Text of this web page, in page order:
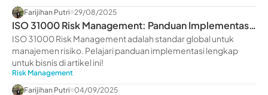
Farijihan Putri 29/08/2025
ISO 31000 Risk Management: Panduan Implementasi
Standar Manajemen Risiko Global
ISO 31000 Risk Management adalah standar global untuk
manajemen risiko. Pelajari panduan implementasi lengkap
untuk bisnis di artikel ini!
Risk Management
Farijihan Putri 04/09/2025